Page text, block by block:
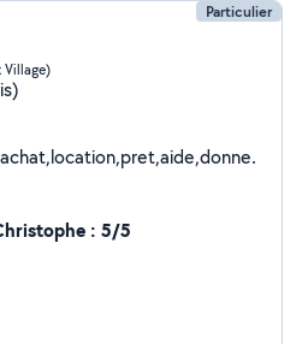
Particulier
Village)
: 5/5